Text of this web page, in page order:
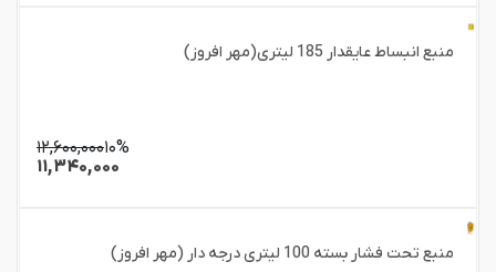
منبع انبساط عایقدار 185 لیتری(مهر افروز)
۱۲,۶۰۰,۰۰۰۱۰%
۱۱,۳۴۰,۰۰۰
منبع تحت فشار بسته 100 لیتری درجه دار (مهر افروز)